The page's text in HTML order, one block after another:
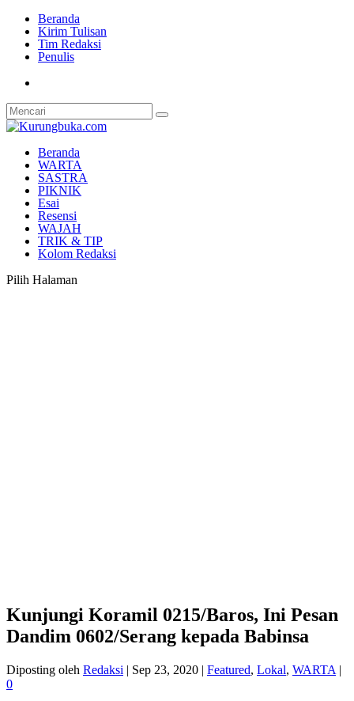
Beranda
Kirim Tulisan
Tim Redaksi
Penulis
Beranda
WARTA
SASTRA
PIKNIK
Esai
Resensi
WAJAH
TRIK & TIP
Kolom Redaksi
Pilih Halaman
Kunjungi Koramil 0215/Baros, Ini Pesan
Dandim 0602/Serang kepada Babinsa
Diposting oleh Redaksi | Sep 23, 2020 | Featured, Lokal, WARTA |
0